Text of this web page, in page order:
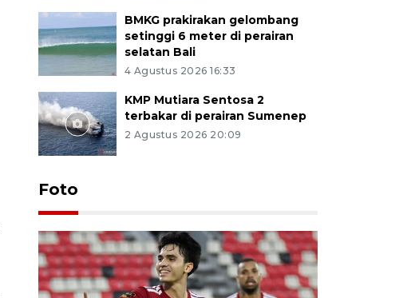
BMKG prakirakan gelombang
setinggi 6 meter di perairan
selatan Bali
4 Agustus 2026 16:33
KMP Mutiara Sentosa 2
terbakar di perairan Sumenep
2 Agustus 2026 20:09
Foto